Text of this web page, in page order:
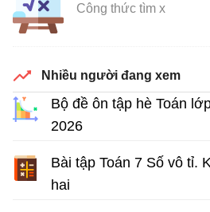
Công thức tìm x
Nhiều người đang xem
Bộ đề ôn tập hè Toán
2026
Bài tập Toán 7 Số vô tỉ.
hai